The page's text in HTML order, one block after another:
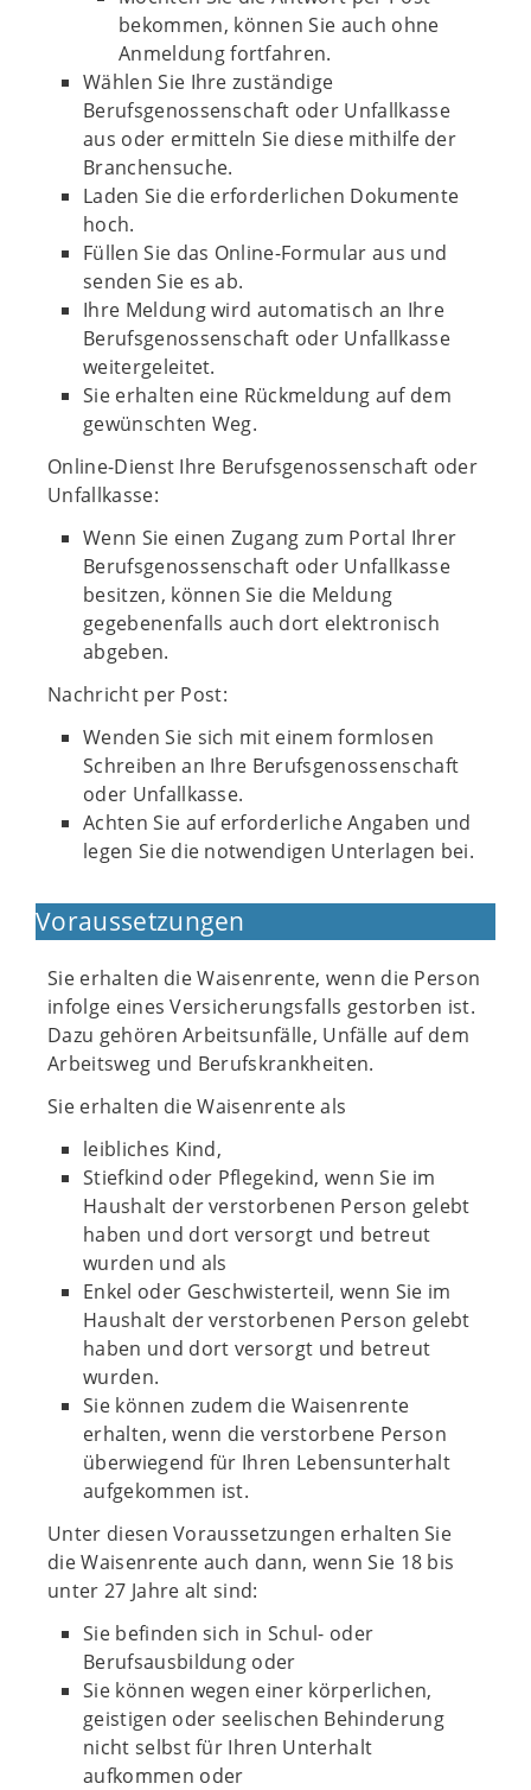
bekommen, können Sie auch ohne
Anmeldung fortfahren.
Wählen Sie Ihre zuständige
Berufsgenossenschaft oder Unfallkasse
aus oder ermitteln Sie diese mithilfe der
Branchensuche.
Laden Sie die erforderlichen Dokumente
hoch.
Füllen Sie das Online-Formular aus und
senden Sie es ab.
Ihre Meldung wird automatisch an Ihre
Berufsgenossenschaft oder Unfallkasse
weitergeleitet.
Sie erhalten eine Rückmeldung auf dem
gewünschten Weg.
Online-Dienst Ihre Berufsgenossenschaft oder
Unfallkasse:
Wenn Sie einen Zugang zum Portal Ihrer
Berufsgenossenschaft oder Unfallkasse
besitzen, können Sie die Meldung
gegebenenfalls auch dort elektronisch
abgeben.
Nachricht per Post:
Wenden Sie sich mit einem formlosen
Schreiben an Ihre Berufsgenossenschaft
oder Unfallkasse.
Achten Sie auf erforderliche Angaben und
legen Sie die notwendigen Unterlagen bei.
Voraussetzungen
Sie erhalten die Waisenrente, wenn die Person
infolge eines Versicherungsfalls gestorben ist.
Dazu gehören Arbeitsunfälle, Unfälle auf dem
Arbeitsweg und Berufskrankheiten.
Sie erhalten die Waisenrente als
leibliches Kind,
Stiefkind oder Pflegekind, wenn Sie im
Haushalt der verstorbenen Person gelebt
haben und dort versorgt und betreut
wurden und als
Enkel oder Geschwisterteil, wenn Sie im
Haushalt der verstorbenen Person gelebt
haben und dort versorgt und betreut
wurden.
Sie können zudem die Waisenrente
erhalten, wenn die verstorbene Person
überwiegend für Ihren Lebensunterhalt
aufgekommen ist.
Unter diesen Voraussetzungen erhalten Sie
die Waisenrente auch dann, wenn Sie 18 bis
unter 27 Jahre alt sind:
Sie befinden sich in Schul- oder
Berufsausbildung oder
Sie können wegen einer körperlichen,
geistigen oder seelischen Behinderung
nicht selbst für Ihren Unterhalt
aufkommen oder